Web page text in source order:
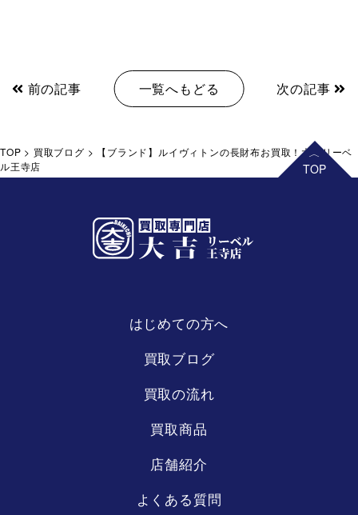
前の記事 一覧へもどる 次の記事
TOP > 買取ブログ >
【ブランド】ルイヴィトンの長財布お買取！大吉リーベ
ル王寺店
リーベル
王寺店
はじめての方へ
買取ブログ
買取の流れ
買取商品
店舗紹介
よくある質問